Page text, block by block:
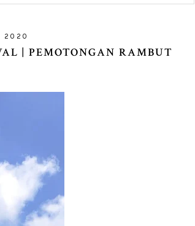
2020
| PEMOTONGAN RAMBUT